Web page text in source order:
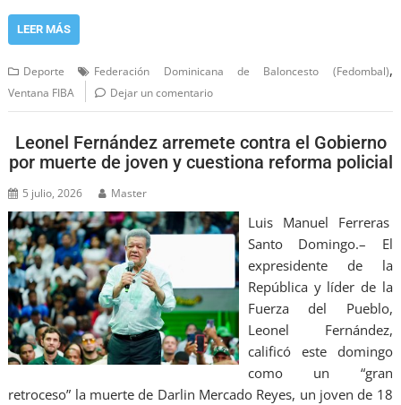
LEER MÁS
Deporte Federación Dominicana de Baloncesto (Fedombal),
Ventana FIBA Dejar un comentario
Leonel Fernández arremete contra el Gobierno
por muerte de joven y cuestiona reforma policial
5 julio, 2026 Master
Luis Manuel Ferreras
Santo Domingo.– El
expresidente de la
República y líder de la
Fuerza del Pueblo,
Leonel Fernández,
calificó este domingo
como un “gran
retroceso” la muerte de Darlin Mercado Reyes, un joven de 18